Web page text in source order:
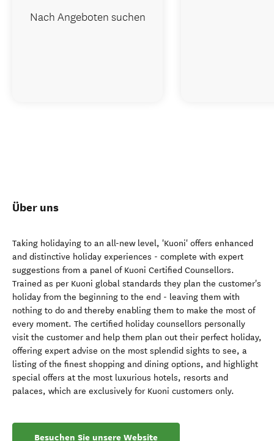
Über uns
Taking holidaying to an all-new level, 'Kuoni' offers enhanced
and distinctive holiday experiences - complete with expert
suggestions from a panel of Kuoni Certified Counsellors.
Trained as per Kuoni global standards they plan the customer's
holiday from the beginning to the end - leaving them with
nothing to do and thereby enabling them to make the most of
every moment. The certified holiday counsellors personally
visit the customer and help them plan out their perfect holiday,
offering expert advise on the most splendid sights to see, a
listing of the finest shopping and dining options, and highlight
special offers at the most luxurious hotels, resorts and
palaces, which are exclusively for Kuoni customers only.
Besuchen Sie unsere Website
Nach Angeboten suchen